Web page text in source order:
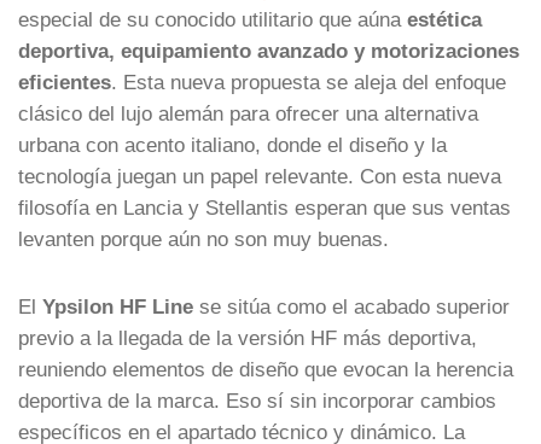
especial de su conocido utilitario que aúna estética
deportiva, equipamiento avanzado y motorizaciones
eficientes. Esta nueva propuesta se aleja del enfoque
clásico del lujo alemán para ofrecer una alternativa
urbana con acento italiano, donde el diseño y la
tecnología juegan un papel relevante. Con esta nueva
filosofía en Lancia y Stellantis esperan que sus ventas
levanten porque aún no son muy buenas.
El Ypsilon HF Line se sitúa como el acabado superior
previo a la llegada de la versión HF más deportiva,
reuniendo elementos de diseño que evocan la herencia
deportiva de la marca. Eso sí sin incorporar cambios
específicos en el apartado técnico y dinámico. La